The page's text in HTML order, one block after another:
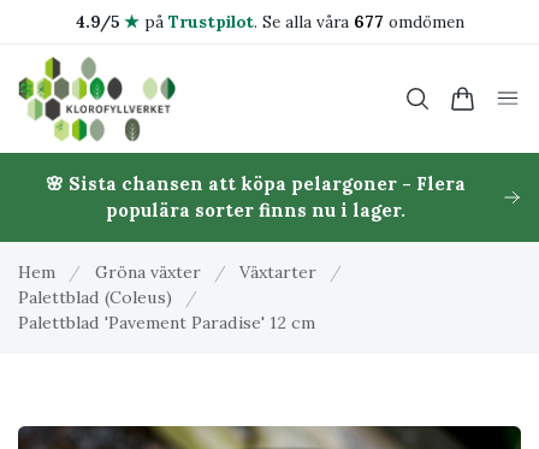
4.9/5 ★på Trustpilot. Se alla våra 677 omdömen
🌸 Sista chansen att köpa pelargoner - Flera
populära sorter finns nu i lager.
Hem / Gröna växter / Växtarter
/
Palettblad (Coleus)
/
Palettblad 'Pavement Paradise' 12 cm